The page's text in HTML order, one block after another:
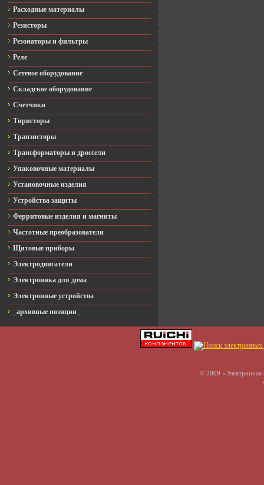
Расходные материалы
Резисторы
Резонаторы и фильтры
Реле
Сетевое оборудование
Складское оборудование
Счетчики
Тиристоры
Транзисторы
Трансформаторы и дроссели
Упаковочные материалы
Установочные изделия
Устройства защиты
Ферритовые изделия и магниты
Частотные преобразователи
Щитовые приборы
Электродвигатели
Электроника для дома
Электронные устройства
_архивные позиции_
© 2009